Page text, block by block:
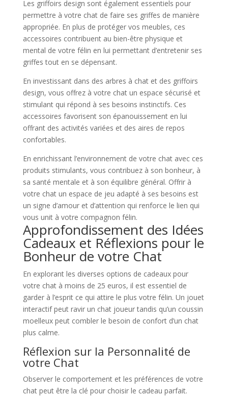
Les griffoirs design sont également essentiels pour
permettre à votre chat de faire ses griffes de manière
appropriée. En plus de protéger vos meubles, ces
accessoires contribuent au bien-être physique et
mental de votre félin en lui permettant d’entretenir ses
griffes tout en se dépensant.
En investissant dans des arbres à chat et des griffoirs
design, vous offrez à votre chat un espace sécurisé et
stimulant qui répond à ses besoins instinctifs. Ces
accessoires favorisent son épanouissement en lui
offrant des activités variées et des aires de repos
confortables.
En enrichissant l’environnement de votre chat avec ces
produits stimulants, vous contribuez à son bonheur, à
sa santé mentale et à son équilibre général. Offrir à
votre chat un espace de jeu adapté à ses besoins est
un signe d’amour et d’attention qui renforce le lien qui
vous unit à votre compagnon félin.
Approfondissement des Idées
Cadeaux et Réflexions pour le
Bonheur de votre Chat
En explorant les diverses options de cadeaux pour
votre chat à moins de 25 euros, il est essentiel de
garder à l’esprit ce qui attire le plus votre félin. Un jouet
interactif peut ravir un chat joueur tandis qu’un coussin
moelleux peut combler le besoin de confort d’un chat
plus calme.
Réflexion sur la Personnalité de
votre Chat
Observer le comportement et les préférences de votre
chat peut être la clé pour choisir le cadeau parfait.